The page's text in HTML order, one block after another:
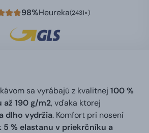
98%Heureka(2431×)
sa vyrábajú z kvalitnej 100 %
až 190 g/m2, vďaka ktorej
dlho vydržia. Komfort pri nosení
5 % elastanu v priekrčníku a